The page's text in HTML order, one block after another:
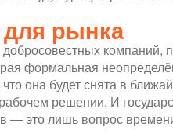
для рынка
компаний,
формальная
она будет снята в
решении. И
— это лишь вопрос